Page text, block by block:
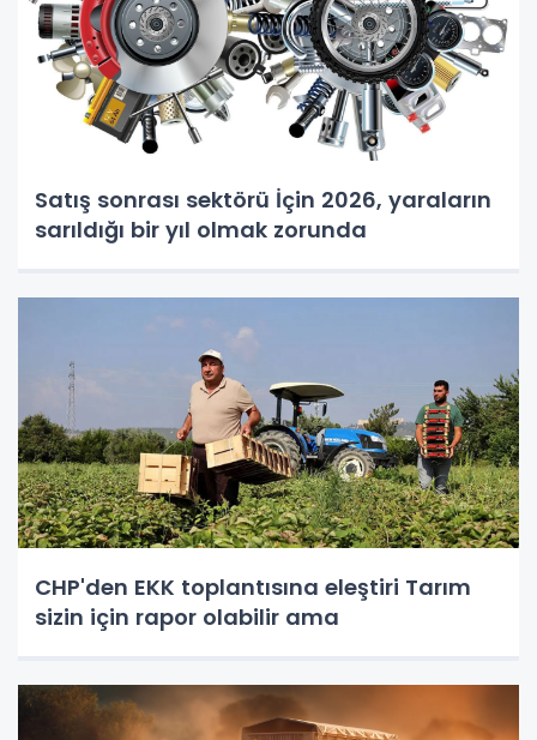
Satış sonrası sektörü İçin 2026, yaraların
sarıldığı bir yıl olmak zorunda
CHP'den EKK toplantısına eleştiri Tarım
sizin için rapor olabilir ama